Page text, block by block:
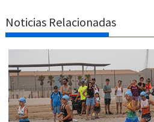
Noticias Relacionadas